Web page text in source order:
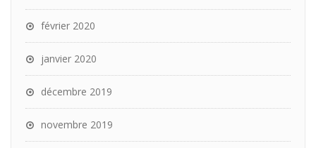
février 2020
janvier 2020
décembre 2019
novembre 2019